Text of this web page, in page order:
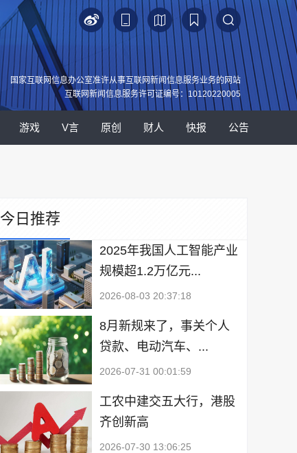
国家互联网信息办公室准许从事互联网新闻信息服务业务的网站
互联网新闻信息服务许可证编号：10120220005
游戏 V言 原创 财人 快报 公告
今日推荐
2025年我国人工智能产业
规模超1.2万亿元...
2026-08-03 20:37:18
8月新规来了，事关个人
贷款、电动汽车、...
2026-07-31 00:01:59
工农中建交五大行，港股
齐创新高
2026-07-30 13:06:25